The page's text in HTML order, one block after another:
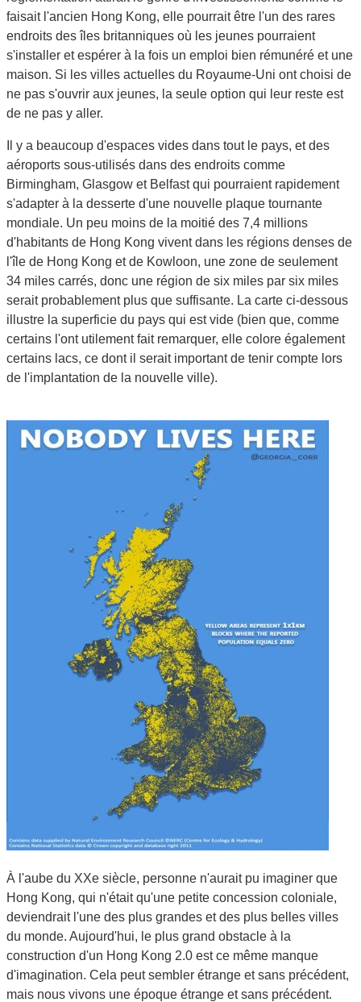
faisait l'ancien Hong Kong, elle pourrait être l'un des rares
endroits des îles britanniques où les jeunes pourraient
s'installer et espérer à la fois un emploi bien rémunéré et une
maison. Si les villes actuelles du Royaume-Uni ont choisi de
ne pas s'ouvrir aux jeunes, la seule option qui leur reste est
de ne pas y aller.
Il y a beaucoup d'espaces vides dans tout le pays, et des
aéroports sous-utilisés dans des endroits comme
Birmingham, Glasgow et Belfast qui pourraient rapidement
s'adapter à la desserte d'une nouvelle plaque tournante
mondiale. Un peu moins de la moitié des 7,4 millions
d'habitants de Hong Kong vivent dans les régions denses de
l'île de Hong Kong et de Kowloon, une zone de seulement
34 miles carrés, donc une région de six miles par six miles
serait probablement plus que suffisante. La carte ci-dessous
illustre la superficie du pays qui est vide (bien que, comme
certains l'ont utilement fait remarquer, elle colore également
certains lacs, ce dont il serait important de tenir compte lors
de l'implantation de la nouvelle ville).
À l'aube du XXe siècle, personne n'aurait pu imaginer que
Hong Kong, qui n'était qu'une petite concession coloniale,
deviendrait l'une des plus grandes et des plus belles villes
du monde. Aujourd'hui, le plus grand obstacle à la
construction d'un Hong Kong 2.0 est ce même manque
d'imagination. Cela peut sembler étrange et sans précédent,
mais nous vivons une époque étrange et sans précédent.